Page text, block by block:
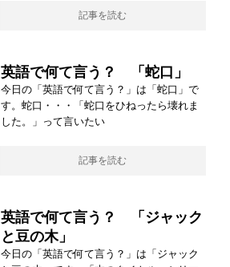
記事を読む
英語で何て言う？ 「蛇口」
今日の「英語で何て言う？」は「蛇口」で
す。蛇口・・・「蛇口をひねったら壊れま
した。」って言いたい
記事を読む
英語で何て言う？ 「ジャック
と豆の木」
今日の「英語で何て言う？」は「ジャック